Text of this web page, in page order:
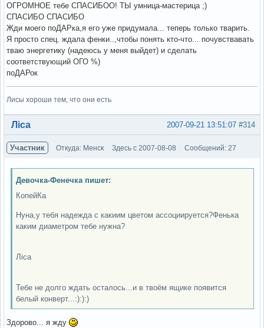
ОГРОМНОЕ тебе СПАСИБОО! ТЫ умница-мастерица ;)
СПАСИБО СПАСИБО
Жди моего поДАРка,я его уже придумала... теперь только тварить.
Я просто спец. ждала фенки..,чтобы понять кто-что... почувствавать
тваю энергетику (надеюсь у меня выйдет) и сделать
соответствующий ОГО %)
поДАРок
Лисы хороши тем, что они есть
Вне форума #314
2007-09-21 13:51:07
Ліса
Участник Откуда: Менск Здесь с 2007-08-08 Сообщений: 27
Девочка-Фенечка пишет:
КопейКа
Нуна,у тебя надежда с какиим цветом ассоциируется?Фенька
каким диаметром тебе нужна?
Ліса
Тебе не долго ждать осталось...и в твоём ящике появится
белый конверт...:):):)
Здорово... я жду